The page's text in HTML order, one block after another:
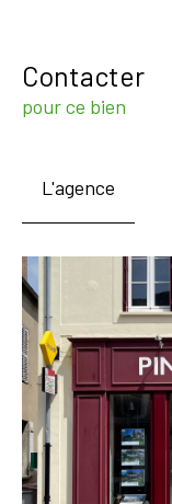
Contacter
pour ce bien
L'agence